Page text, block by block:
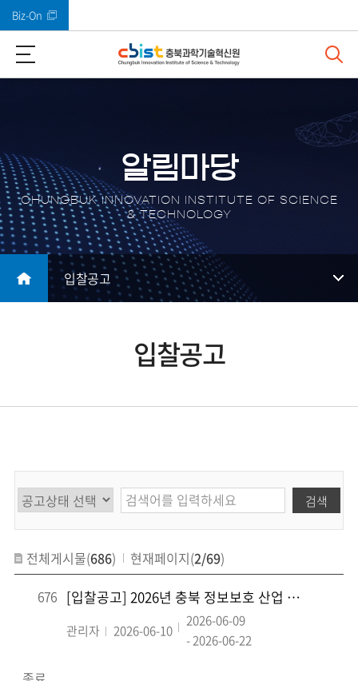
Biz-On
알림마당
CHUNGBUK INNOVATION INSTITUTE OF SCIENCE
& TECHNOLOGY
입찰공고
입찰공고
검색
전체게시물(686) 현재페이지(2/69)
676
[입찰공고] 2026년 충북 정보보호 산업 생태계 활성화 지원 용역
관리자 2026-06-10
2026-06-09
- 2026-06-22